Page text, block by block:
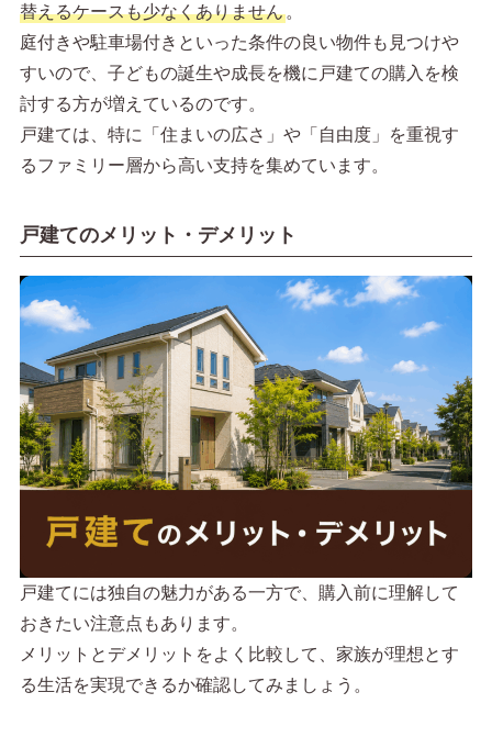
替えるケースも少なくありません。
庭付きや駐車場付きといった条件の良い物件も見つけや
すいので、子どもの誕生や成長を機に戸建ての購入を検
討する方が増えているのです。
戸建ては、特に「住まいの広さ」や「自由度」を重視す
るファミリー層から高い支持を集めています。
戸建てのメリット・デメリット
戸建てには独自の魅力がある一方で、購入前に理解して
おきたい注意点もあります。
メリットとデメリットをよく比較して、家族が理想とす
る生活を実現できるか確認してみましょう。